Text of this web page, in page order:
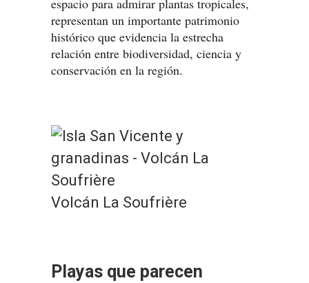
espacio para admirar plantas tropicales,
representan un importante patrimonio
histórico que evidencia la estrecha
relación entre biodiversidad, ciencia y
conservación en la región.
Volcán La Soufrière
Playas que parecen